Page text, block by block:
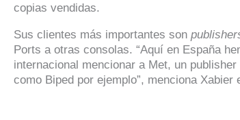
copias vendidas.
Sus clientes más importantes son
Ports a otras consolas. “Aquí en España
internacional mencionar a Met, un
como Biped por ejemplo”, menciona Xabier